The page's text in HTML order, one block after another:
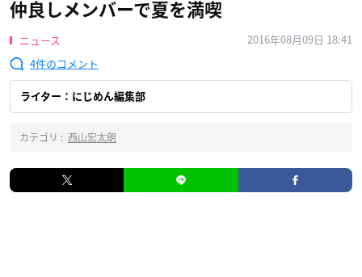
仲良しメンバーで夏を満喫
ニュース
2016年08月09日 18:41
4
ライター：にじめん編集部
カテゴリ : 西山宏太朗